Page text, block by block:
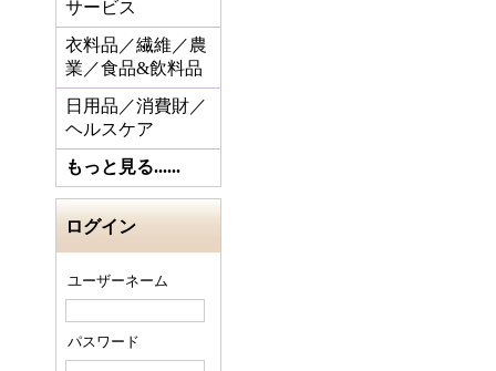
サービス
衣料品／繊維／農
業／食品&飲料品
日用品／消費財／
ヘルスケア
もっと見る......
ログイン
ユーザーネーム
パスワード